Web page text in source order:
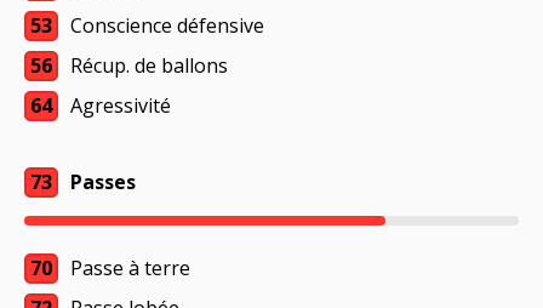
53
Conscience défensive
56
Récup. de ballons
64
Agressivité
73 Passes
70
Passe à terre